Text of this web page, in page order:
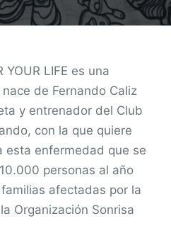
YOUR LIFE es una
de Fernando Caliz
y entrenador del Club
con la que quiere
esta enfermedad que se
personas al año
afectadas por la
Organización Sonrisa